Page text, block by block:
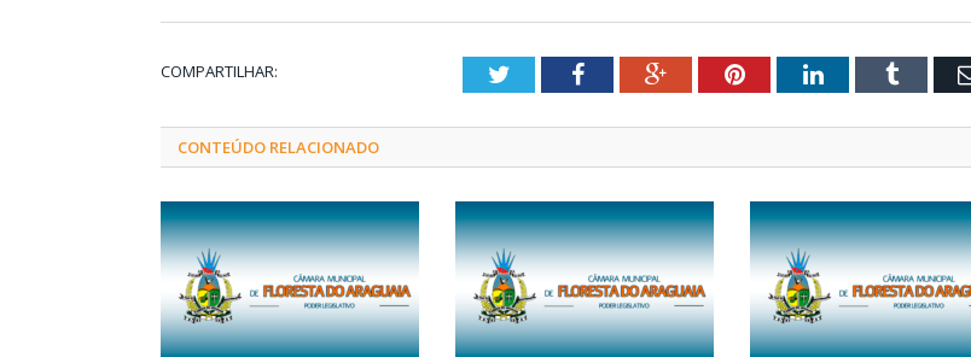
COMPARTILHAR: TwitterFacebookGoogle+PinterestLinkedInTumblr
CONTEÚDO RELACIONADO